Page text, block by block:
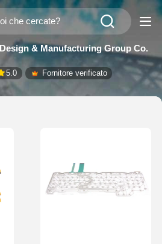
& Manufacturing Group Co.
5.0 Fornitore verificato